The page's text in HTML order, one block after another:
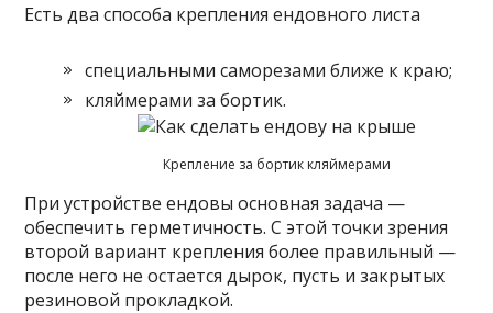
Есть два способа крепления ендовного листа
специальными саморезами ближе к краю;
кляймерами за бортик.
Крепление за бортик кляймерами
При устройстве ендовы основная задача —
обеспечить герметичность. С этой точки зрения
второй вариант крепления более правильный —
после него не остается дырок, пусть и закрытых
резиновой прокладкой.